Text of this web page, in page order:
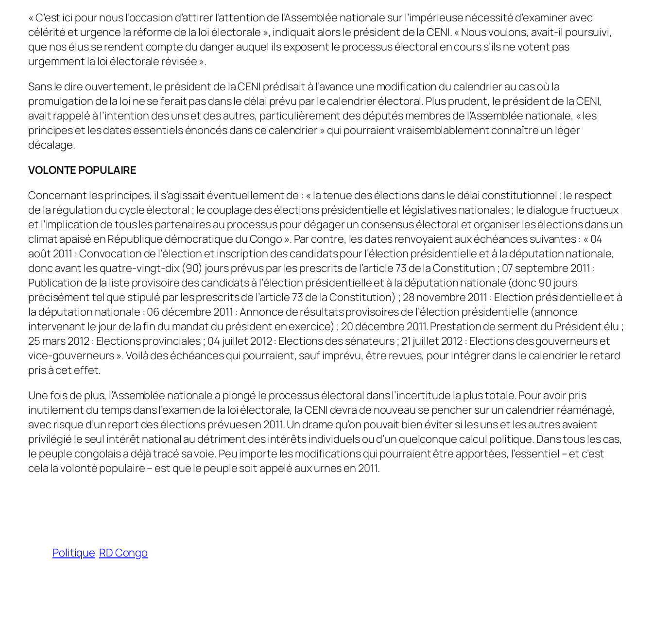
« C’est ici pour nous l’occasion d’attirer l’attention de l’Assemblée nationale sur l’impérieuse nécessité d’examiner avec
célérité et urgence la réforme de la loi électorale », indiquait alors le président de la CENI. « Nous voulons, avait-il poursuivi,
que nos élus se rendent compte du danger auquel ils exposent le processus électoral en cours s’ils ne votent pas
urgemment la loi électorale révisée ».
Sans le dire ouvertement, le président de la CENI prédisait à l’avance une modification du calendrier au cas où la
promulgation de la loi ne se ferait pas dans le délai prévu par le calendrier électoral. Plus prudent, le président de la CENI,
avait rappelé à l’intention des uns et des autres, particulièrement des députés membres de l’Assemblée nationale, « les
principes et les dates essentiels énoncés dans ce calendrier » qui pourraient vraisemblablement connaître un léger
décalage.
VOLONTE POPULAIRE
Concernant les principes, il s’agissait éventuellement de : « la tenue des élections dans le délai constitutionnel ; le respect
de la régulation du cycle électoral ; le couplage des élections présidentielle et législatives nationales ; le dialogue fructueux
et l’implication de tous les partenaires au processus pour dégager un consensus électoral et organiser les élections dans un
climat apaisé en République démocratique du Congo ». Par contre, les dates renvoyaient aux échéances suivantes : « 04
août 2011 : Convocation de l’élection et inscription des candidats pour l’élection présidentielle et à la députation nationale,
donc avant les quatre-vingt-dix (90) jours prévus par les prescrits de l’article 73 de la Constitution ; 07 septembre 2011 :
Publication de la liste provisoire des candidats à l’élection présidentielle et à la députation nationale (donc 90 jours
précisément tel que stipulé par les prescrits de l’article 73 de la Constitution) ; 28 novembre 2011 : Election présidentielle et à
la députation nationale : 06 décembre 2011 : Annonce de résultats provisoires de l’élection présidentielle (annonce
intervenant le jour de la fin du mandat du président en exercice) ; 20 décembre 2011. Prestation de serment du Président élu ;
25 mars 2012 : Elections provinciales ; 04 juillet 2012 : Elections des sénateurs ; 21 juillet 2012 : Elections des gouverneurs et
vice-gouverneurs ». Voilà des échéances qui pourraient, sauf imprévu, être revues, pour intégrer dans le calendrier le retard
pris à cet effet.
Une fois de plus, l’Assemblée nationale a plongé le processus électoral dans l’incertitude la plus totale. Pour avoir pris
inutilement du temps dans l’examen de la loi électorale, la CENI devra de nouveau se pencher sur un calendrier réaménagé,
avec risque d’un report des élections prévues en 2011. Un drame qu’on pouvait bien éviter si les uns et les autres avaient
privilégié le seul intérêt national au détriment des intérêts individuels ou d’un quelconque calcul politique. Dans tous les cas,
le peuple congolais a déjà tracé sa voie. Peu importe les modifications qui pourraient être apportées, l’essentiel – et c’est
cela la volonté populaire – est que le peuple soit appelé aux urnes en 2011.
Politique RD Congo